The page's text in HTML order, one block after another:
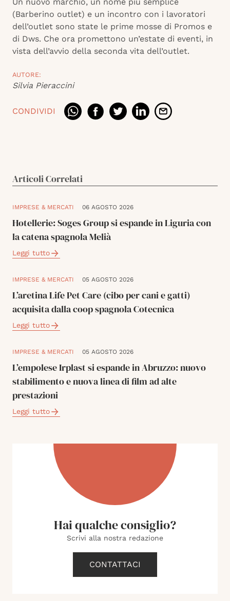
Un nuovo marchio, un nome più semplice
(Barberino outlet) e un incontro con i lavoratori
dell’outlet sono state le prime mosse di Promos e
di Dws. Che ora promettono un’estate di eventi, in
vista dell’avvio della seconda vita dell’outlet.
AUTORE:
Silvia Pieraccini
CONDIVIDI
Articoli Correlati
IMPRESE & MERCATI 06 AGOSTO 2026
Hotellerie: Soges Group si espande in Liguria con
la catena spagnola Melià
Leggi tutto
IMPRESE & MERCATI 05 AGOSTO 2026
L’aretina Life Pet Care (cibo per cani e gatti)
acquisita dalla coop spagnola Cotecnica
Leggi tutto
IMPRESE & MERCATI 05 AGOSTO 2026
L’empolese Irplast si espande in Abruzzo: nuovo
stabilimento e nuova linea di film ad alte
prestazioni
Leggi tutto
Hai qualche consiglio?
Scrivi alla nostra redazione
CONTATTACI